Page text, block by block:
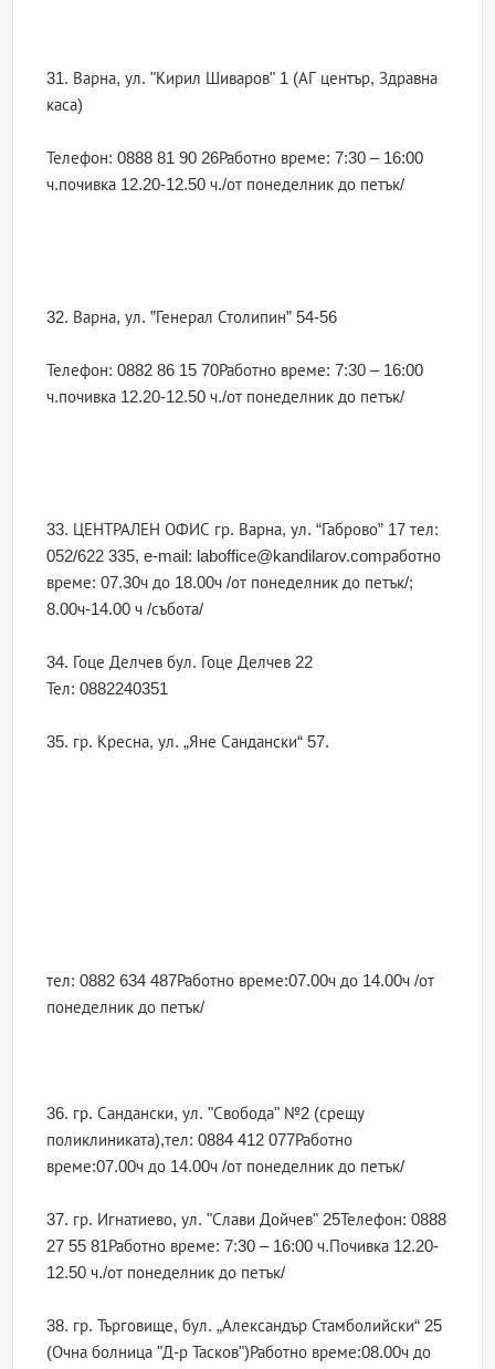
31. Варна, ул. "Кирил Шиваров" 1 (АГ център, Здравна
каса)
Телефон: 0888 81 90 26Работно време: 7:30 – 16:00
ч.почивка 12.20-12.50 ч./от понеделник до петък/
32. Варна, ул. ”Генерал Столипин” 54-56
Телефон: 0882 86 15 70Работно време: 7:30 – 16:00
ч.почивка 12.20-12.50 ч./от понеделник до петък/
33. ЦЕНТРАЛЕН ОФИС гр. Варна, ул. “Габрово” 17 тел:
052/622 335, e-mail: laboffice@kandilarov.comработно
време: 07.30ч до 18.00ч /от понеделник до петък/;
8.00ч-14.00 ч /събота/
34. Гоце Делчев бул. Гоце Делчев 22
Тел: 0882240351
35. гр. Кресна, ул. „Яне Сандански“ 57.
тел: 0882 634 487Работно време:07.00ч до 14.00ч /от
понеделник до петък/
36. гр. Сандански, ул. "Свобода" №2 (срещу
поликлиниката),тел: 0884 412 077Работно
време:07.00ч до 14.00ч /от понеделник до петък/
37. гр. Игнатиево, ул. "Слави Дойчев" 25Телефон: 0888
27 55 81Работно време: 7:30 – 16:00 ч.Почивка 12.20-
12.50 ч./от понеделник до петък/
38. гр. Търговище, бул. „Александър Стамболийски“ 25
(Очна болница "Д-р Тасков")Работно време:08.00ч до